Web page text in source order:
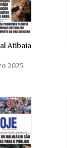
Atibaia
2025